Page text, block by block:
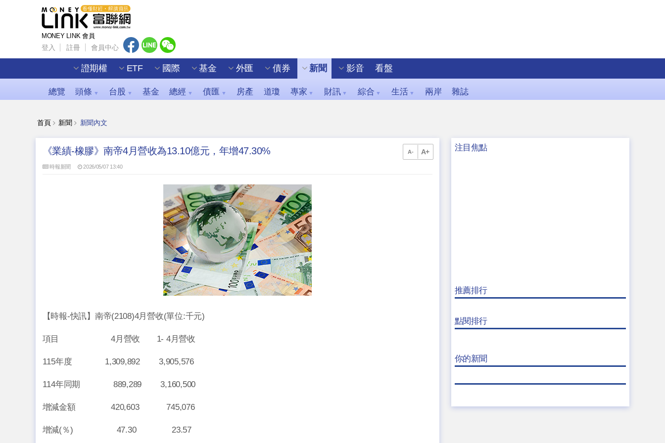
MONEY LINK 會員
登入 註冊 會員中心
證期權 ETF 國際 基金 外匯 債券 新聞 影音 看盤
總覽 頭條 ▼ 台股 ▼ 基金 總經 ▼ 債匯 ▼ 房產 道瓊 專家 ▼ 財訊 ▼ 綜合 ▼ 生活 ▼ 兩岸 雜誌
首頁 新聞 新聞內文
A- A+
《業績-橡膠》南帝4月營收為13.10億元，年增47.30%
時報新聞 2026/05/07 13:40
【時報-快訊】南帝(2108)4月營收(單位:千元)
項目 4月營收 1- 4月營收
115年度 1,309,892 3,905,576
114年同期 889,289 3,160,500
增減金額 420,603 745,076
增減(％) 47.30 23.57
注目焦點
推薦排行
點閱排行
你的新聞